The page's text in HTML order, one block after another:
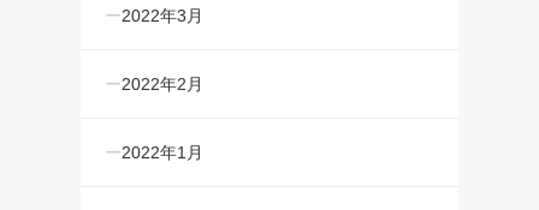
2022年3月
2022年2月
2022年1月